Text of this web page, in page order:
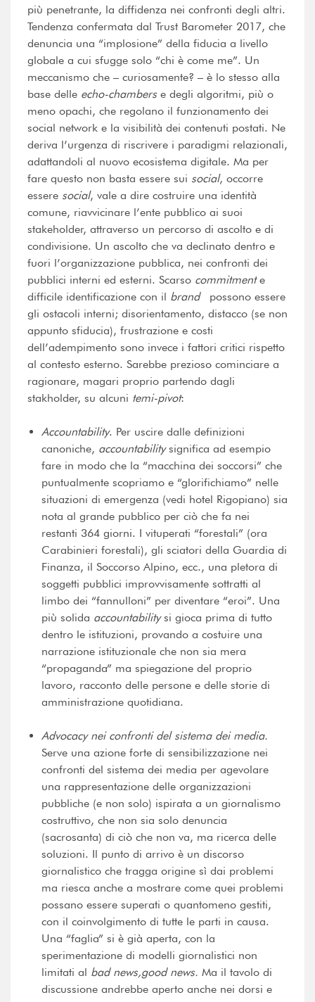
più penetrante, la diffidenza nei confronti degli altri.
Tendenza confermata dal Trust Barometer 2017, che
denuncia una “implosione” della fiducia a livello
globale a cui sfugge solo “chi è come me”. Un
meccanismo che – curiosamente? – è lo stesso alla
base delle echo-chamberse degli algoritmi, più o
meno opachi, che regolano il funzionamento dei
social network e la visibilità dei contenuti postati. Ne
deriva l’urgenza di riscrivere i paradigmi relazionali,
adattandoli al nuovo ecosistema digitale. Ma per
fare questo non basta essere sui social, occorre
essere social, vale a dire costruire una identità
comune, riavvicinare l’ente pubblico ai suoi
stakeholder, attraverso un percorso di ascolto e di
condivisione. Un ascolto che va declinato dentro e
fuori l’organizzazione pubblica, nei confronti dei
pubblici interni ed esterni. Scarso commitmente
difficile identificazione con il brandpossono essere
gli ostacoli interni; disorientamento, distacco (se non
appunto sfiducia), frustrazione e costi
dell’adempimento sono invece i fattori critici rispetto
al contesto esterno. Sarebbe prezioso cominciare a
ragionare, magari proprio partendo dagli
stakholder, su alcuni temi-pivot:
Accountability. Per uscire dalle definizioni
canoniche, accountabilitysignifica ad esempio
fare in modo che la “macchina dei soccorsi” che
puntualmente scopriamo e “glorifichiamo” nelle
situazioni di emergenza (vedi hotel Rigopiano) sia
nota al grande pubblico per ciò che fa nei
restanti 364 giorni. I vituperati “forestali” (ora
Carabinieri forestali), gli sciatori della Guardia di
Finanza, il Soccorso Alpino, ecc., una pletora di
soggetti pubblici improvvisamente sottratti al
limbo dei “fannulloni” per diventare “eroi”. Una
più solida accountabilitysi gioca prima di tutto
dentro le istituzioni, provando a costuire una
narrazione istituzionale che non sia mera
“propaganda” ma spiegazione del proprio
lavoro, racconto delle persone e delle storie di
amministrazione quotidiana.
Advocacy nei confronti del sistema dei media.
Serve una azione forte di sensibilizzazione nei
confronti del sistema dei media per agevolare
una rappresentazione delle organizzazioni
pubbliche (e non solo) ispirata a un giornalismo
costruttivo, che non sia solo denuncia
(sacrosanta) di ciò che non va, ma ricerca delle
soluzioni. Il punto di arrivo è un discorso
giornalistico che tragga origine sì dai problemi
ma riesca anche a mostrare come quei problemi
possano essere superati o quantomeno gestiti,
con il coinvolgimento di tutte le parti in causa.
Una “faglia” si è già aperta, con la
sperimentazione di modelli giornalistici non
limitati al bad news,good news. Ma il tavolo di
discussione andrebbe aperto anche nei dorsi e